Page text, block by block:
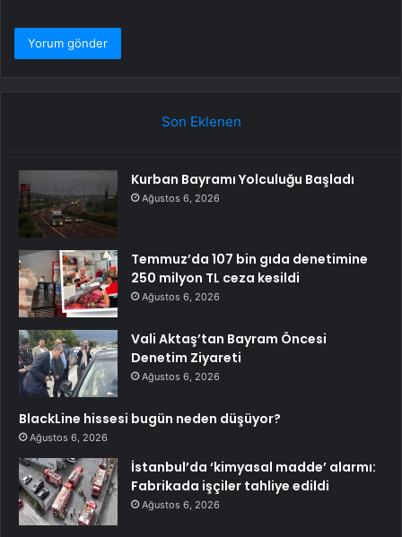
Son Eklenen
Kurban Bayramı Yolculuğu Başladı
Ağustos 6, 2026
Temmuz’da 107 bin gıda denetimine
250 milyon TL ceza kesildi
Ağustos 6, 2026
Vali Aktaş’tan Bayram Öncesi
Denetim Ziyareti
Ağustos 6, 2026
BlackLine hissesi bugün neden düşüyor?
Ağustos 6, 2026
İstanbul’da ‘kimyasal madde’ alarmı:
Fabrikada işçiler tahliye edildi
Ağustos 6, 2026